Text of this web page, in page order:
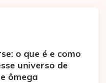
o que é e como
universo de
ômega